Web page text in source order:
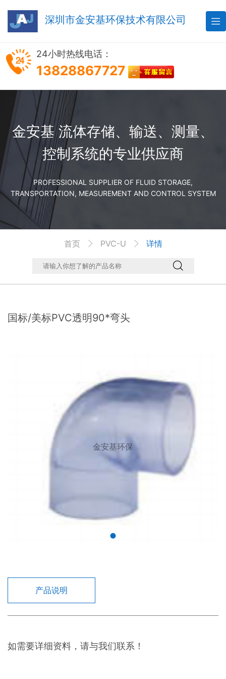
深圳市金安基环保技术有限公司 
24小时热线电话：
13828867727
金安基 流体存储、输送、测量、
控制系统的专业供应商
PROFESSIONAL SUPPLIER OF FLUID STORAGE,
TRANSPORTATION, MEASUREMENT AND CONTROL SYSTEM
首页  PVC-U  详情

国标/美标PVC透明90*弯头
金安基环保
产品说明
如需要详细资料，请与我们联系！